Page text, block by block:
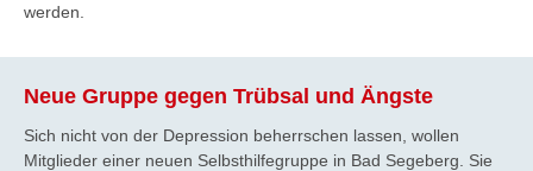
werden.
Neue Gruppe gegen Trübsal und Ängste
Sich nicht von der Depression beherrschen lassen, wollen
Mitglieder einer neuen Selbsthilfegruppe in Bad Segeberg. Sie